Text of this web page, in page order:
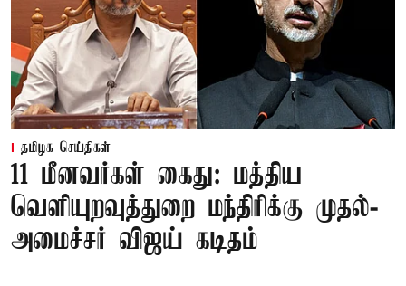
தமிழக செய்திகள்
11 மீனவர்கள் கைது: மத்திய
வெளியுறவுத்துறை மந்திரிக்கு முதல்-
அமைச்சர் விஜய் கடிதம்